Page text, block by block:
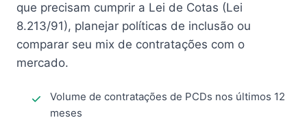
que precisam cumprir a Lei de Cotas (Lei
8.213/91), planejar políticas de inclusão ou
comparar seu mix de contratações com o
mercado.
Volume de contratações de PCDs nos últimos 12
meses